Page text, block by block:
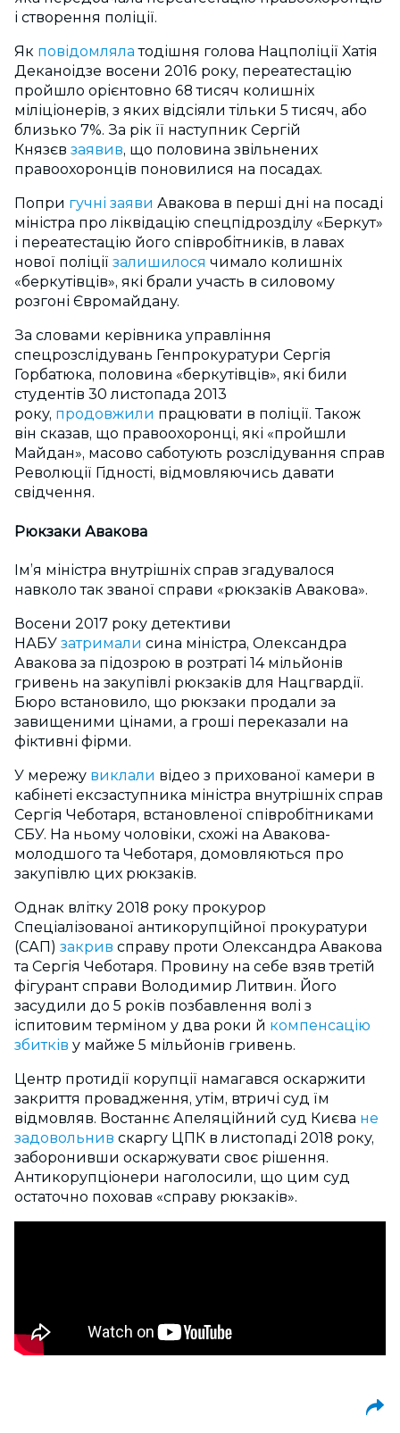
і створення поліції.
Як повідомляла тодішня голова Нацполіції Хатія
Деканоідзе восени 2016 року, переатестацію
пройшло орієнтовно 68 тисяч колишніх
міліціонерів, з яких відсіяли тільки 5 тисяч, або
близько 7%. За рік її наступник Сергій
Князєв заявив, що половина звільнених
правоохоронців поновилися на посадах.
Попри гучні заяви Авакова в перші дні на посаді
міністра про ліквідацію спецпідрозділу «Беркут»
і переатестацію його співробітників, в лавах
нової поліції залишилося чимало колишніх
«беркутівців», які брали участь в силовому
розгоні Євромайдану.
За словами керівника управління
спецрозслідувань Генпрокуратури Сергія
Горбатюка, половина «беркутівців», які били
студентів 30 листопада 2013
року, продовжили працювати в поліції. Також
він сказав, що правоохоронці, які «пройшли
Майдан», масово саботують розслідування справ
Революції Гідності, відмовляючись давати
свідчення.
Рюкзаки Авакова
Ім’я міністра внутрішніх справ згадувалося
навколо так званої справи «рюкзаків Авакова».
Восени 2017 року детективи
НАБУ затримали сина міністра, Олександра
Авакова за підозрою в розтраті 14 мільйонів
гривень на закупівлі рюкзаків для Нацгвардії.
Бюро встановило, що рюкзаки продали за
завищеними цінами, а гроші переказали на
фіктивні фірми.
У мережу виклали відео з прихованої камери в
кабінеті ексзаступника міністра внутрішніх справ
Сергія Чеботаря, встановленої співробітниками
СБУ. На ньому чоловіки, схожі на Авакова-
молодшого та Чеботаря, домовляються про
закупівлю цих рюкзаків.
Однак влітку 2018 року прокурор
Спеціалізованої антикорупційної прокуратури
(САП) закрив справу проти Олександра Авакова
та Сергія Чеботаря. Провину на себе взяв третій
фігурант справи Володимир Литвин. Його
засудили до 5 років позбавлення волі з
іспитовим терміном у два роки й компенсацію
збитків у майже 5 мільйонів гривень.
Центр протидії корупції намагався оскаржити
закриття провадження, утім, втричі суд їм
відмовляв. Востаннє Апеляційний суд Києва не
задовольнив скаргу ЦПК в листопаді 2018 року,
заборонивши оскаржувати своє рішення.
Антикорупціонери наголосили, що цим суд
остаточно поховав «справу рюкзаків».